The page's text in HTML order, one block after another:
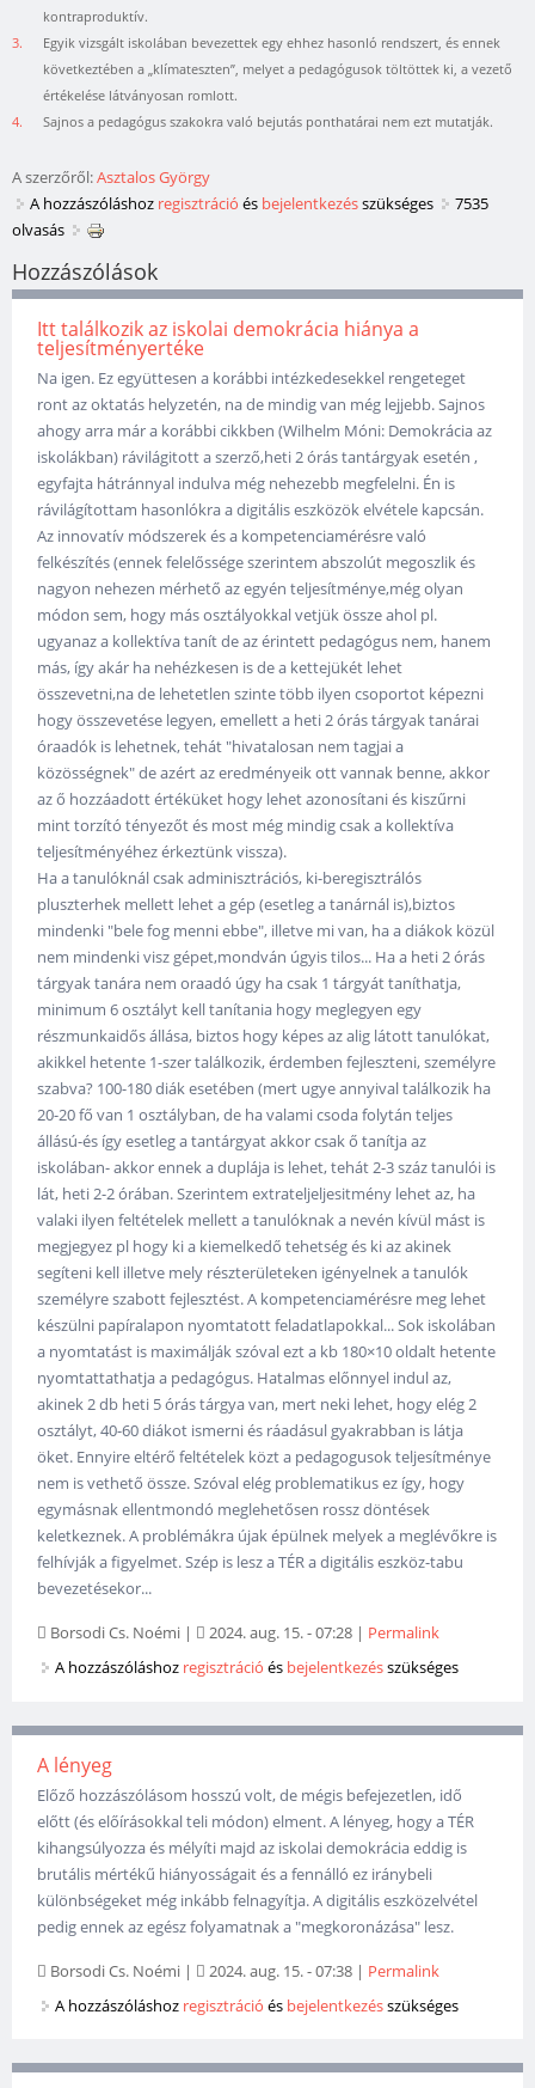
kontraproduktív.
3.
Egyik vizsgált iskolában bevezettek egy ehhez hasonló rendszert, és ennek
következtében a „klímateszten”, melyet a pedagógusok töltöttek ki, a vezető
értékelése látványosan romlott.
4.
Sajnos a pedagógus szakokra való bejutás ponthatárai nem ezt mutatják.
A szerzőről:Asztalos György
A hozzászóláshoz regisztráció és bejelentkezésszükséges
7535
olvasás
Hozzászólások
Itt találkozik az iskolai demokrácia hiánya a
teljesítményertéke
Na igen. Ez együttesen a korábbi intézkedesekkel rengeteget
ront az oktatás helyzetén, na de mindig van még lejjebb. Sajnos
ahogy arra már a korábbi cikkben (Wilhelm Móni: Demokrácia az
iskolákban) rávilágitott a szerző,heti 2 órás tantárgyak esetén ,
egyfajta hátránnyal indulva még nehezebb megfelelni. Én is
rávilágítottam hasonlókra a digitális eszközök elvétele kapcsán.
Az innovatív módszerek és a kompetenciamérésre való
felkészítés (ennek felelőssége szerintem abszolút megoszlik és
nagyon nehezen mérhető az egyén teljesítménye,még olyan
módon sem, hogy más osztályokkal vetjük össze ahol pl.
ugyanaz a kollektíva tanít de az érintett pedagógus nem, hanem
más, így akár ha nehézkesen is de a kettejükét lehet
összevetni,na de lehetetlen szinte több ilyen csoportot képezni
hogy összevetése legyen, emellett a heti 2 órás tárgyak tanárai
óraadók is lehetnek, tehát "hivatalosan nem tagjai a
közösségnek" de azért az eredményeik ott vannak benne, akkor
az ő hozzáadott értéküket hogy lehet azonosítani és kiszűrni
mint torzító tényezőt és most még mindig csak a kollektíva
teljesítményéhez érkeztünk vissza).
Ha a tanulóknál csak adminisztrációs, ki-beregisztrálós
pluszterhek mellett lehet a gép (esetleg a tanárnál is),biztos
mindenki "bele fog menni ebbe", illetve mi van, ha a diákok közül
nem mindenki visz gépet,mondván úgyis tilos... Ha a heti 2 órás
tárgyak tanára nem oraadó úgy ha csak 1 tárgyát taníthatja,
minimum 6 osztályt kell tanítania hogy meglegyen egy
részmunkaidős állása, biztos hogy képes az alig látott tanulókat,
akikkel hetente 1-szer találkozik, érdemben fejleszteni, személyre
szabva? 100-180 diák esetében (mert ugye annyival találkozik ha
20-20 fő van 1 osztályban, de ha valami csoda folytán teljes
állású-és így esetleg a tantárgyat akkor csak ő tanítja az
iskolában- akkor ennek a duplája is lehet, tehát 2-3 száz tanulói is
lát, heti 2-2 órában. Szerintem extrateljeljesitmény lehet az, ha
valaki ilyen feltételek mellett a tanulóknak a nevén kívül mást is
megjegyez pl hogy ki a kiemelkedő tehetség és ki az akinek
segíteni kell illetve mely részterületeken igényelnek a tanulók
személyre szabott fejlesztést. A kompetenciamérésre meg lehet
készülni papíralapon nyomtatott feladatlapokkal... Sok iskolában
a nyomtatást is maximálják szóval ezt a kb 180×10 oldalt hetente
nyomtattathatja a pedagógus. Hatalmas előnnyel indul az,
akinek 2 db heti 5 órás tárgya van, mert neki lehet, hogy elég 2
osztályt, 40-60 diákot ismerni és ráadásul gyakrabban is látja
öket. Ennyire eltérő feltételek közt a pedagogusok teljesítménye
nem is vethető össze. Szóval elég problematikus ez így, hogy
egymásnak ellentmondó meglehetősen rossz döntések
keletkeznek. A problémákra újak épülnek melyek a meglévőkre is
felhívják a figyelmet. Szép is lesz a TÉR a digitális eszköz-tabu
bevezetésekor...
Borsodi Cs. Noémi | 2024. aug. 15. - 07:28 | Permalink
A hozzászóláshoz regisztráció és bejelentkezésszükséges
A lényeg
Előző hozzászólásom hosszú volt, de mégis befejezetlen, idő
előtt (és előírásokkal teli módon) elment. A lényeg, hogy a TÉR
kihangsúlyozza és mélyíti majd az iskolai demokrácia eddig is
brutális mértékű hiányosságait és a fennálló ez iránybeli
különbségeket még inkább felnagyítja. A digitális eszközelvétel
pedig ennek az egész folyamatnak a "megkoronázása" lesz.
Borsodi Cs. Noémi | 2024. aug. 15. - 07:38 | Permalink
A hozzászóláshoz regisztráció és bejelentkezésszükséges